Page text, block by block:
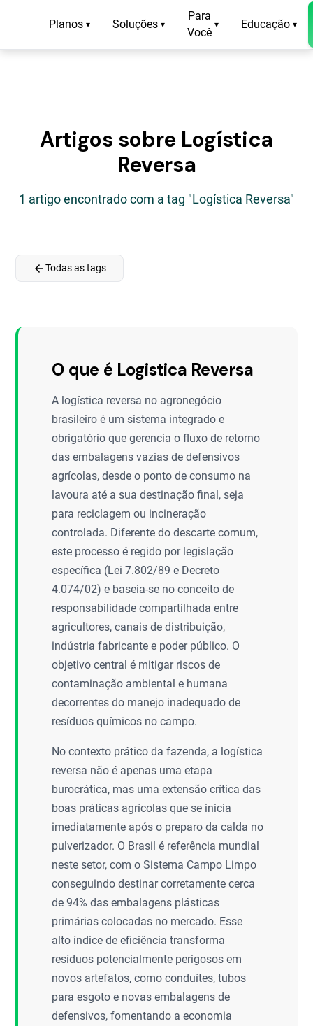
Planos ▾ Soluções ▾
Para
Você
▾ Educação ▾
Artigos sobre Logística
Reversa
1 artigo encontrado com a tag "Logística Reversa"
arrow_backTodas as tags
O que é Logistica Reversa
A logística reversa no agronegócio
brasileiro é um sistema integrado e
obrigatório que gerencia o fluxo de retorno
das embalagens vazias de defensivos
agrícolas, desde o ponto de consumo na
lavoura até a sua destinação final, seja
para reciclagem ou incineração
controlada. Diferente do descarte comum,
este processo é regido por legislação
específica (Lei 7.802/89 e Decreto
4.074/02) e baseia-se no conceito de
responsabilidade compartilhada entre
agricultores, canais de distribuição,
indústria fabricante e poder público. O
objetivo central é mitigar riscos de
contaminação ambiental e humana
decorrentes do manejo inadequado de
resíduos químicos no campo.
No contexto prático da fazenda, a logística
reversa não é apenas uma etapa
burocrática, mas uma extensão crítica das
boas práticas agrícolas que se inicia
imediatamente após o preparo da calda no
pulverizador. O Brasil é referência mundial
neste setor, com o Sistema Campo Limpo
conseguindo destinar corretamente cerca
de 94% das embalagens plásticas
primárias colocadas no mercado. Esse
alto índice de eficiência transforma
resíduos potencialmente perigosos em
novos artefatos, como conduítes, tubos
para esgoto e novas embalagens de
defensivos, fomentando a economia